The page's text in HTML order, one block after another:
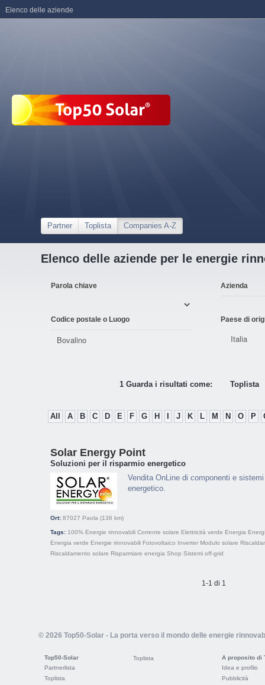
Partner Toplista Companies A-Z
Elenco delle aziende per le energie
Parola chiave Azienda
Codice postale o Luogo Paese di
1 Guarda i risultati come: Toplista
All A B C D E F G H J K L M N O P
Solar Energy Point
Soluzioni per il risparmio energetico
Vendita OnLine di componenti e
energetico.
Ort: 87027 Paola (136 km)
Tags: 100% Energie rinnovabili Corrente solare Elettricità verde Energia
Energia verde Energie rinnovabili Fotovoltaico Inverter Modulo solare
Riscaldamento solare Risparmiare energia Shop Sistemi off-grid
1-1 di 1
© 2026 Top50-Solar - La porta verso il mondo delle energie
Top50-Solar
Partnerlista
Toplista
Toplista
A proposito di
Idea e profilo
Pubblicità
Elenco delle aziende